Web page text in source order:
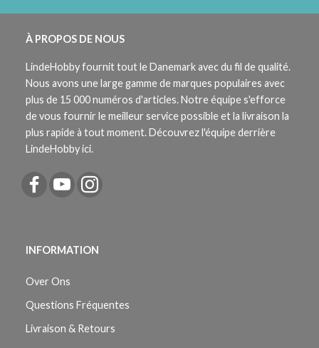
À PROPOS DE NOUS
LindeHobby fournit tout le Danemark avec du fil de qualité.
Nous avons une large gamme de marques populaires avec
plus de 15 000 numéros d'articles. Notre équipe s'efforce
de vous fournir le meilleur service possible et la livraison la
plus rapide à tout moment. Découvrez l'équipe derrière
LindeHobby ici.
INFORMATION
Over Ons
Questions Fréquentes
Livraison & Retours